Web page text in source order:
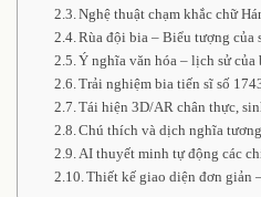
Nghệ thuật chạm khắc chữ
Rùa đội bia – Biểu tượng của
Ý nghĩa văn hóa – lịch sử của
Trải nghiệm bia tiến sĩ số
Tái hiện 3D/AR chân thực,
Chú thích và dịch nghĩa
AI thuyết minh tự động các
Thiết kế giao diện đơn giản